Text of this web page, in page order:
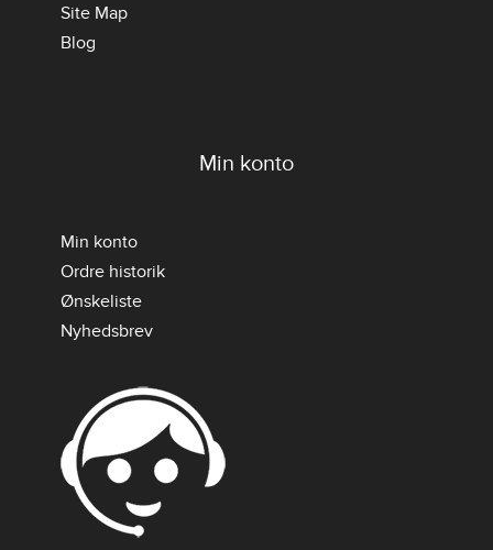
Site Map
Blog
Min konto
Min konto
Ordre historik
Ønskeliste
Nyhedsbrev